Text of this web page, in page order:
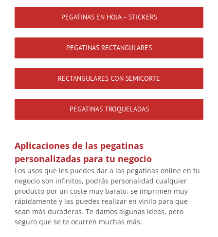
PEGATINAS EN HOJA – STICKERS
PEGATINAS RECTANGULARES
RECTANGULARES CON SEMICORTE
PEGATINAS TROQUELADAS
Aplicaciones de las pegatinas
personalizadas para tu negocio
Los usos que les puedes dar a las pegatinas online en tu
negocio son infinitos, podrás personalidad cualquier
producto por un coste muy barato, se imprimen muy
rápidamente y las puedes realizar en vinilo para que
sean más duraderas. Te damos algunas ideas, pero
seguro que se te ocurren muchas más.